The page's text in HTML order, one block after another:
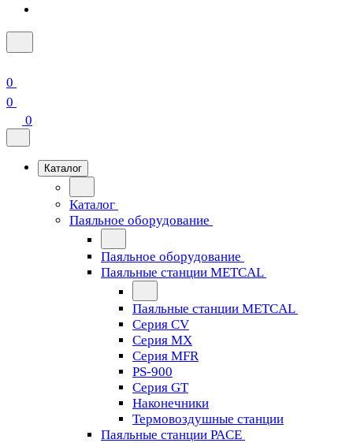
0
0
0
Каталог
Каталог
Паяльное оборудование
Паяльное оборудование
Паяльные станции METCAL
Паяльные станции METCAL
Серия CV
Серия MX
Серия MFR
PS-900
Серия GT
Наконечники
Термовоздушные станции
Паяльные станции PACE